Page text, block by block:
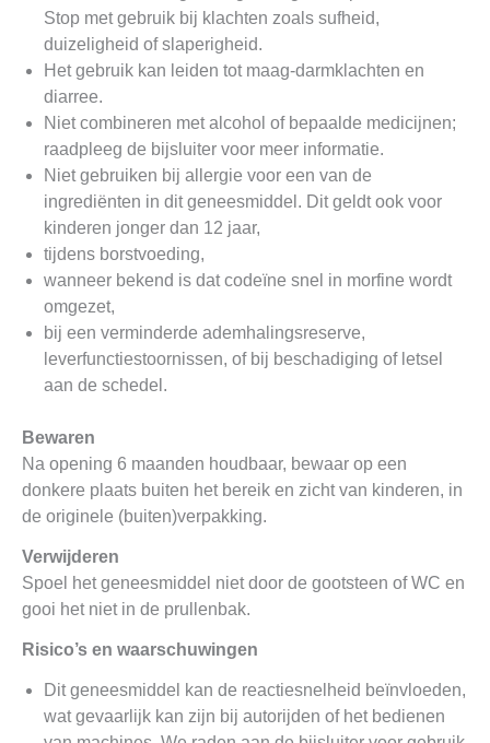
Stop met gebruik bij klachten zoals sufheid,
duizeligheid of slaperigheid.
Het gebruik kan leiden tot maag-darmklachten en
diarree.
Niet combineren met alcohol of bepaalde medicijnen;
raadpleeg de bijsluiter voor meer informatie.
Niet gebruiken bij allergie voor een van de
ingrediënten in dit geneesmiddel. Dit geldt ook voor
kinderen jonger dan 12 jaar,
tijdens borstvoeding,
wanneer bekend is dat codeïne snel in morfine wordt
omgezet,
bij een verminderde ademhalingsreserve,
leverfunctiestoornissen, of bij beschadiging of letsel
aan de schedel.
Bewaren
Na opening 6 maanden houdbaar, bewaar op een
donkere plaats buiten het bereik en zicht van kinderen, in
de originele (buiten)verpakking.
Verwijderen
Spoel het geneesmiddel niet door de gootsteen of WC en
gooi het niet in de prullenbak.
Risico’s en waarschuwingen
Dit geneesmiddel kan de reactiesnelheid beïnvloeden,
wat gevaarlijk kan zijn bij autorijden of het bedienen